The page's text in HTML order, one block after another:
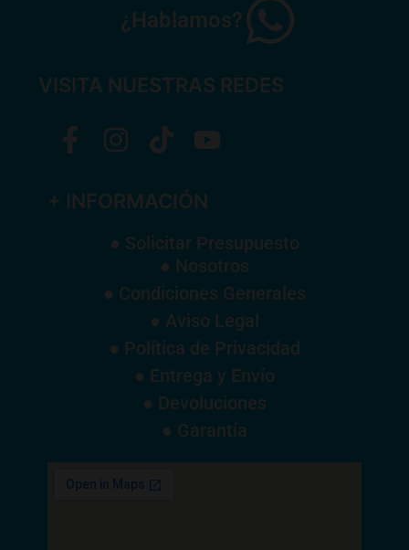
¿Hablamos?
VISITA NUESTRAS REDES
+ INFORMACIÓN
● Solicitar Presupuesto
● Nosotros
● Condiciones Generales
● Aviso Legal
● Política de Privacidad
● Entrega y Envío
● Devoluciones
● Garantía